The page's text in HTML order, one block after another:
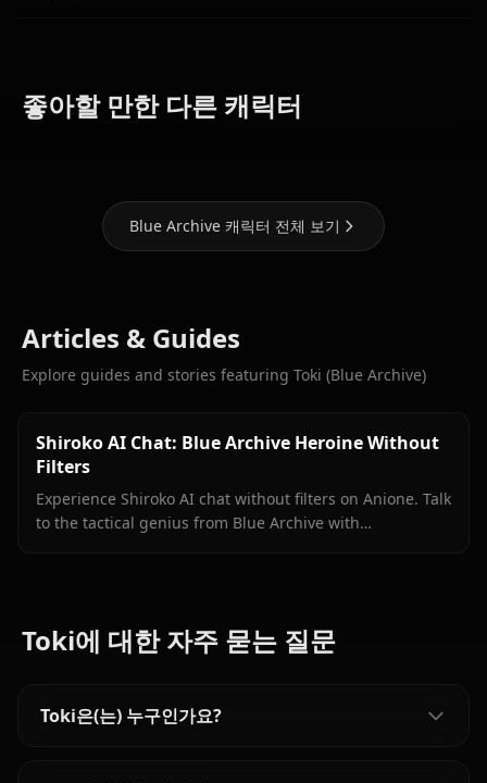
좋아할 만한 다른 캐릭터
(Blue
(Blue
Blue Archive 캐릭터 전체 보기
Articles & Guides
Explore guides and stories featuring Toki (Blue Archive)
Shiroko AI Chat: Blue Archive Heroine Without
Filters
Experience Shiroko AI chat without filters on Anione. Talk
to the tactical genius from Blue Archive with
Toki에 대한 자주 묻는 질문
Toki은(는) 누구인가요?